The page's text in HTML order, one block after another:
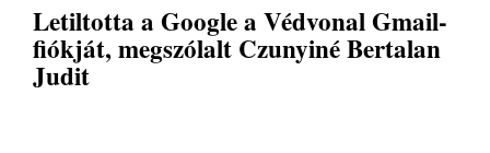
Letiltotta a Google a Védvonal Gmail-
fiókját, megszólalt Czunyiné Bertalan
Judit